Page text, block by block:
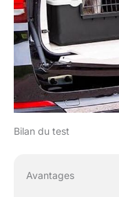
Bilan du test
Avantages